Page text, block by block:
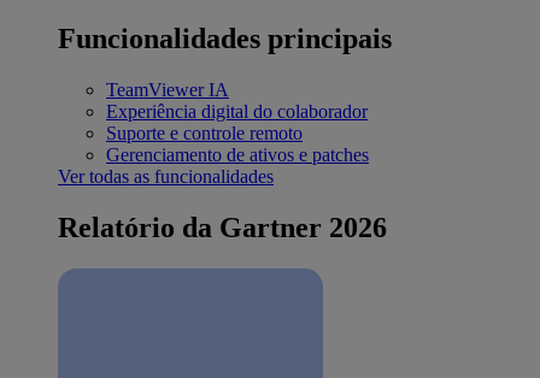
Funcionalidades principais
TeamViewer IA
Experiência digital do colaborador
Suporte e controle remoto
Gerenciamento de ativos e patches
Ver todas as funcionalidades
Relatório da Gartner 2026